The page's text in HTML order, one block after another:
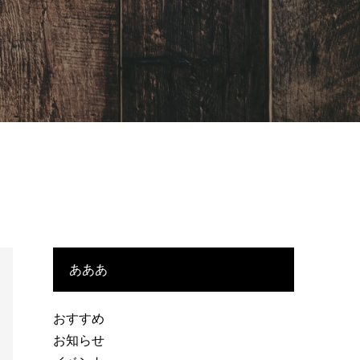
あああ
おすすめ
お知らせ